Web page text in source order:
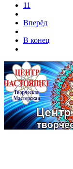
11
Вперёд
В конец